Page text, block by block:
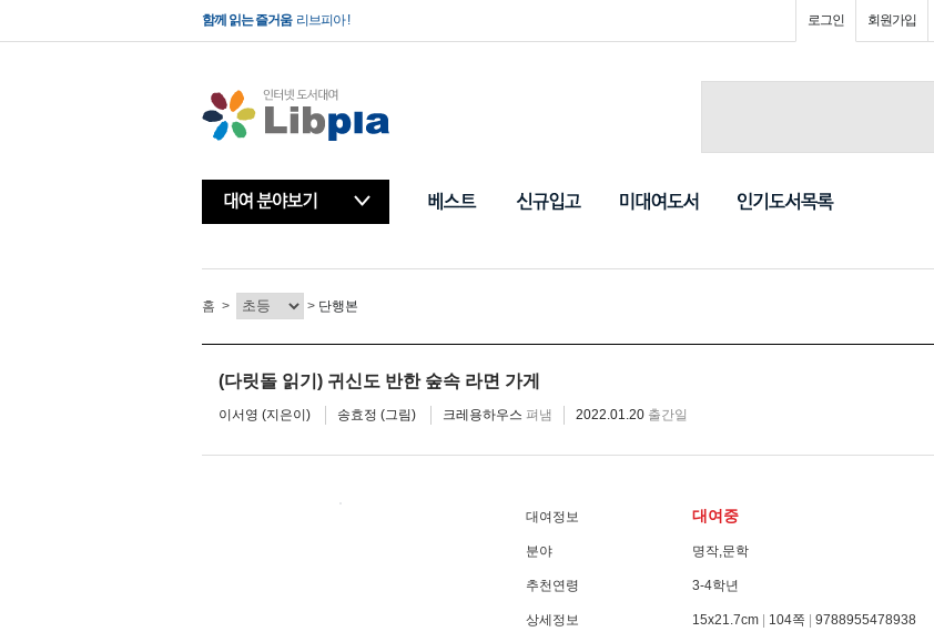
빌려보는 책방리브피아 !
함께 읽는 즐거움리브피아 !
로그인 회원가입
홈 > > 단행본
(다릿돌 읽기) 귀신도 반한 숲속 라면 가게
이서영 (지은이) 송효정 (그림) 크레용하우스 펴냄 2022.01.20 출간일
대여정보 대여중
분야 명작,문학
추천연령 3-4학년
상세정보 15x21.7cm 104쪽 9788955478938